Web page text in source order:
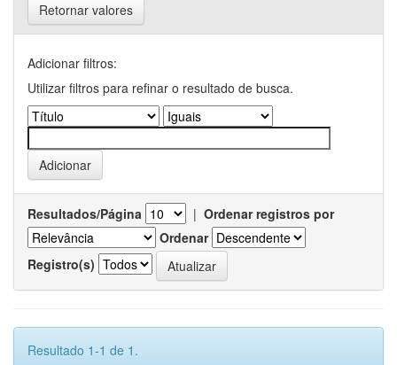
Retornar valores
Adicionar filtros:
Utilizar filtros para refinar o resultado de busca.
Resultados/Página | Ordenar registros por
Ordenar
Registro(s)
Resultado 1-1 de 1.